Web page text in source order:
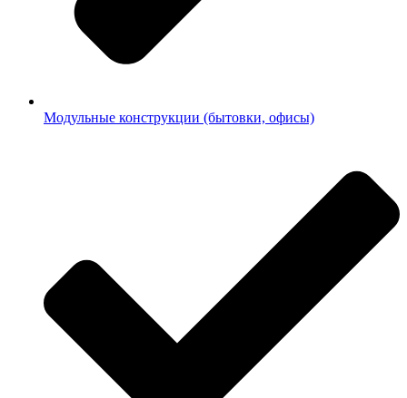
Модульные конструкции (бытовки, офисы)